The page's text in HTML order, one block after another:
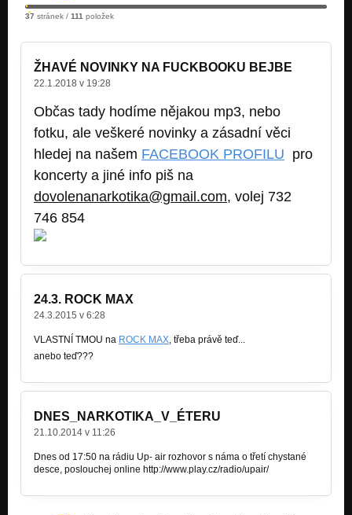
Pohled do prázdna (Můžeš za to ty 2005)
Nezařazeno
Nezařazeno
37 stránek / 111 položek
ŽHAVÉ NOVINKY NA FUCKBOOKU BEJBE
22.1.2018 v 19:28
Občas tady hodíme nějakou mp3, nebo
fotku, ale veškeré novinky a zásadní věci
hledej na našem FACEBOOK PROFILU pro
koncerty a jiné info piš na
dovolenanarkotika@gmail.com, volej 732
746 854
24.3. ROCK MAX
24.3.2015 v 6:28
VLASTNÍ TMOU na ROCK MAX, třeba právě teď...
anebo teď???
DNES_NARKOTIKA_V_ÉTERU
21.10.2014 v 11:26
Dnes od 17:50 na rádiu Up- air rozhovor s náma o třetí chystané
desce, poslouchej online http://www.play.cz/radio/upair/